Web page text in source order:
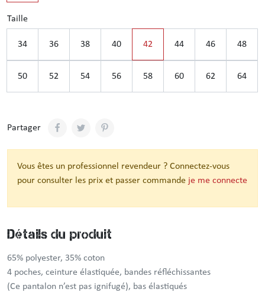
Taille
34 36 38 40 42 44 46 48
50 52 54 56 58 60 62 64
Partager
Vous êtes un professionnel revendeur ? Connectez-vous
pour consulter les prix et passer commande je me connecte
Détails du produit
65% polyester, 35% coton
4 poches, ceinture élastiquée, bandes réfléchissantes
(Ce pantalon n’est pas ignifugé), bas élastiqués
Pull / Sweat-shirt